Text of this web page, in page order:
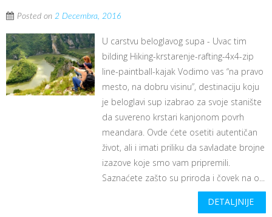
Posted on 2 Decembra, 2016
U carstvu beloglavog supa - Uvac tim
bilding Hiking-krstarenje-rafting-4x4-zip
line-paintball-kajak Vodimo vas “na pravo
mesto, na dobru visinu”, destinaciju koju
je beloglavi sup izabrao za svoje stanište
da suvereno krstari kanjonom povrh
meandara. Ovde ćete osetiti autentičan
život, ali i imati priliku da savladate brojne
izazove koje smo vam pripremili.
Saznaćete zašto su priroda i čovek na o...
DETALJNIJE